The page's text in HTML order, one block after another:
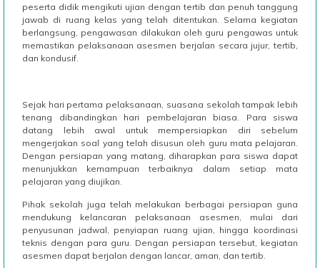
peserta didik mengikuti ujian dengan tertib dan penuh tanggung
jawab di ruang kelas yang telah ditentukan. Selama kegiatan
berlangsung, pengawasan dilakukan oleh guru pengawas untuk
memastikan pelaksanaan asesmen berjalan secara jujur, tertib,
dan kondusif.
Sejak hari pertama pelaksanaan, suasana sekolah tampak lebih
tenang dibandingkan hari pembelajaran biasa. Para siswa
datang lebih awal untuk mempersiapkan diri sebelum
mengerjakan soal yang telah disusun oleh guru mata pelajaran.
Dengan persiapan yang matang, diharapkan para siswa dapat
menunjukkan kemampuan terbaiknya dalam setiap mata
pelajaran yang diujikan.
Pihak sekolah juga telah melakukan berbagai persiapan guna
mendukung kelancaran pelaksanaan asesmen, mulai dari
penyusunan jadwal, penyiapan ruang ujian, hingga koordinasi
teknis dengan para guru. Dengan persiapan tersebut, kegiatan
asesmen dapat berjalan dengan lancar, aman, dan tertib.